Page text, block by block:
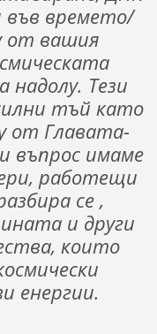
във времето/
от вашия
надолу. Тези
тъй като
от Главата-
въпрос имаме
работещи
се ,
и други
които
енергии.